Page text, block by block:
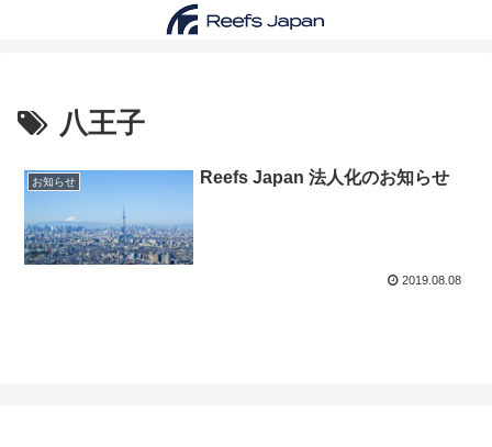
八王子
お知らせ Reefs Japan 法人化のお知らせ
2019.08.08